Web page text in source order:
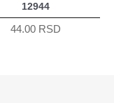
12944
44.00 RSD